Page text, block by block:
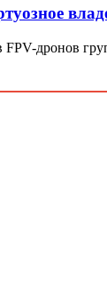
FPV-дронов